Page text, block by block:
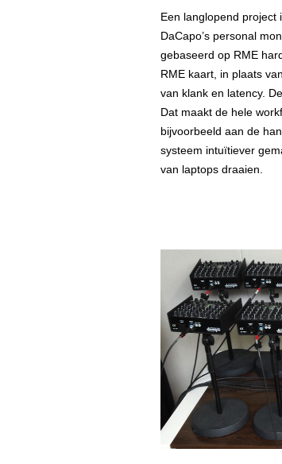
Een langlopend project
DaCapo’s personal
gebaseerd op RME
RME kaart, in plaats
van klank en latency.
Dat maakt de hele
bijvoorbeeld aan de
systeem intuïtiever
van laptops draaien.